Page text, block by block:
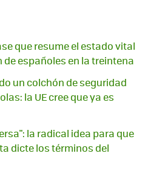
que resume el estado vital
españoles en la treintena
un colchón de seguridad
la UE cree que ya es
la radical idea para que
dicte los términos del